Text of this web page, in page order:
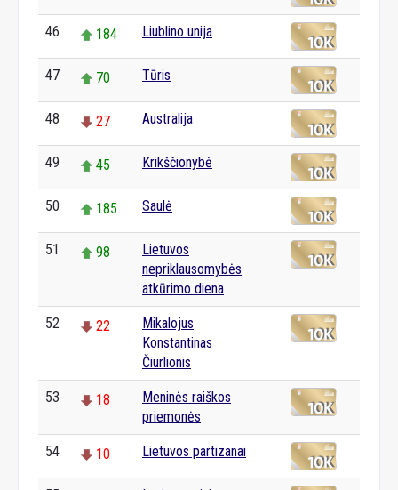
46 184 Liublino unija
47 70 Tūris
48 27 Australija
49 45 Krikščionybė
50 185 Saulė
51 98
Lietuvos
nepriklausomybės
atkūrimo diena
52 22
Mikalojus
Konstantinas
Čiurlionis
53 18
Meninės raiškos
priemonės
54 10 Lietuvos partizanai